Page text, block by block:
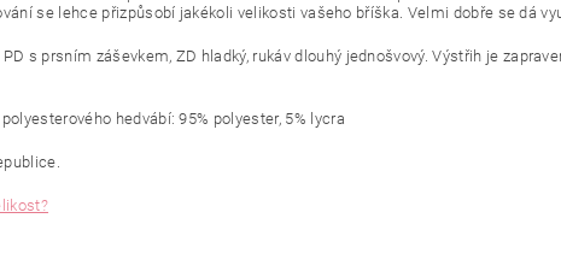
se lehce přizpůsobí jakékoli velikosti vašeho bříška. Velmi dobře se dá
s prsním záševkem, ZD hladký, rukáv dlouhý jednošvový. Výstřih je
hedvábí: 95% polyester, 5% lycra